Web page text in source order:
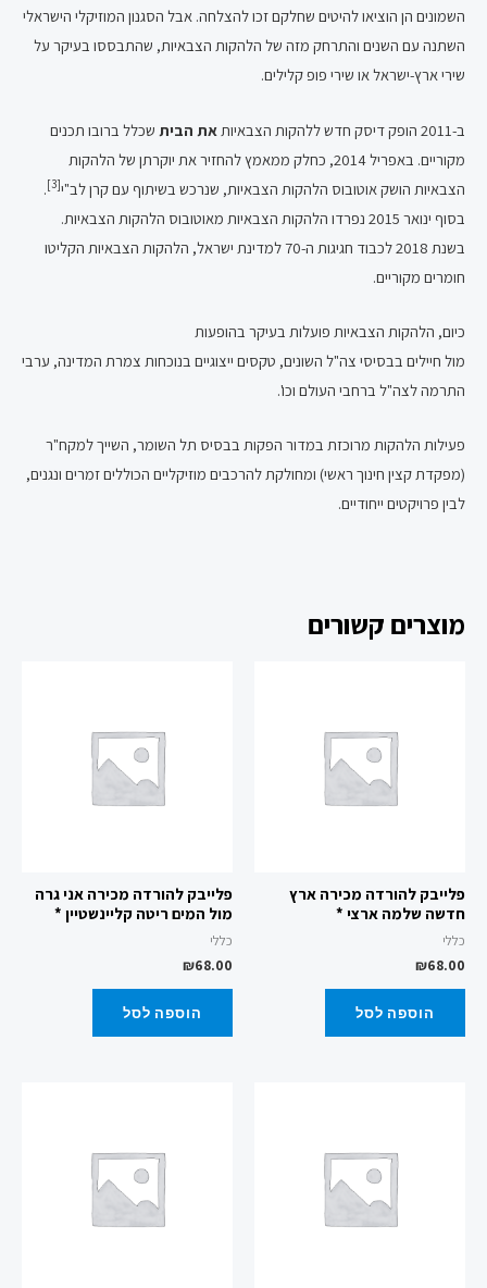
השמונים הן הוציאו להיטים שחלקם זכו להצלחה. אבל הסגנון המוזיקלי הישראלי
השתנה עם השנים והתרחק מזה של הלהקות הצבאיות, שהתבססו בעיקר על
שירי ארץ-ישראל או שירי פופ קלילים.
ב-2011 הופק דיסק חדש ללהקות הצבאיות את הבית שכלל ברובו תכנים
מקוריים. באפריל 2014, כחלק ממאמץ להחזיר את יוקרתן של הלהקות
הצבאיות הושק אוטובוס הלהקות הצבאיות, שנרכש בשיתוף עם קרן לב"י[3]
.
בסוף ינואר 2015 נפרדו הלהקות הצבאיות מאוטובוס הלהקות הצבאיות.
בשנת 2018 לכבוד חגיגות ה-70 למדינת ישראל, הלהקות הצבאיות הקליטו
חומרים מקוריים.
כיום, הלהקות הצבאיות פועלות בעיקר בהופעות
מול חיילים בבסיסי צה"ל השונים, טקסים ייצוגיים בנוכחות צמרת המדינה, ערבי
התרמה לצה"ל ברחבי העולם וכו'.
פעילות הלהקות מרוכזת במדור הפקות בבסיס תל השומר, השייך למקח"ר
(מפקדת קצין חינוך ראשי) ומחולקת להרכבים מוזיקליים הכוללים זמרים ונגנים,
לבין פרויקטים ייחודיים.
מוצרים קשורים
פלייבק להורדה מכירה ארץ
חדשה שלמה ארצי *
כללי
₪68.00
הוספה לסל
פלייבק להורדה מכירה אני גרה
מול המים ריטה קליינשטיין *
כללי
₪68.00
הוספה לסל